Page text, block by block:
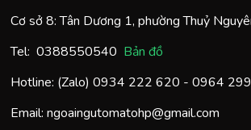
Cơ sở 8: Tân Dương 1, phường Thuỷ
Tel: 0388550540 Bản đồ
Hotline: (Zalo) 0934 222 620 - 0964
Email: ngoaingutomatohp@gmail.com